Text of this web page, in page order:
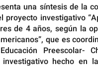
una síntesis de la
proyecto investigativo
de 4 años, según la
que es
Preescolar-
hecho en